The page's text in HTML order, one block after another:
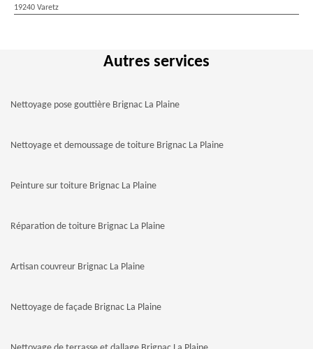
19240 Varetz
Autres services
Nettoyage pose gouttière Brignac La Plaine
Nettoyage et demoussage de toiture Brignac La Plaine
Peinture sur toiture Brignac La Plaine
Réparation de toiture Brignac La Plaine
Artisan couvreur Brignac La Plaine
Nettoyage de façade Brignac La Plaine